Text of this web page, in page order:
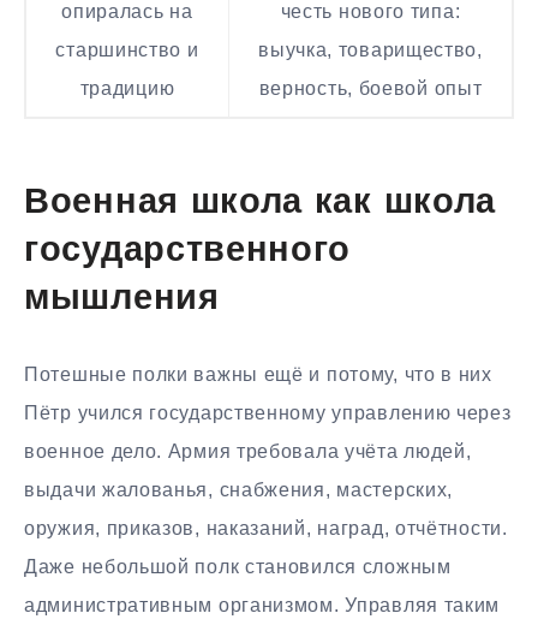
опиралась на
старшинство и
традицию
честь нового типа:
выучка, товарищество,
верность, боевой опыт
Военная школа как школа
государственного
мышления
Потешные полки важны ещё и потому, что в них
Пётр учился государственному управлению через
военное дело. Армия требовала учёта людей,
выдачи жалованья, снабжения, мастерских,
оружия, приказов, наказаний, наград, отчётности.
Даже небольшой полк становился сложным
административным организмом. Управляя таким